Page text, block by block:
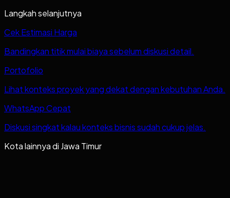
Langkah selanjutnya
Cek Estimasi Harga
Bandingkan titik mulai biaya sebelum diskusi detail.
Portofolio
Lihat konteks proyek yang dekat dengan kebutuhan Anda.
WhatsApp Cepat
Diskusi singkat kalau konteks bisnis sudah cukup jelas.
Kota lainnya di Jawa Timur